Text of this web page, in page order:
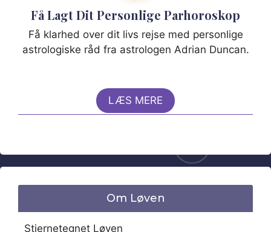
Få Lagt Dit Personlige Parhoroskop
Få klarhed over dit livs rejse med personlige
astrologiske råd fra astrologen Adrian Duncan.
LÆS MERE
Om Løven
Stjernetegnet Løven